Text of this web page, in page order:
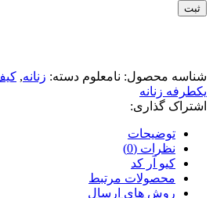
ثبت
شناسه محصول: نامعلوم دسته: زنانه,
یکطرفه زنانه
اشتراک گذاری:
توضیحات
نظرات (0)
کیو آر کد
محصولات مرتبط
روش های ارسال